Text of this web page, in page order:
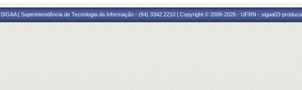
SIGAA | Superintendência de Tecnologia da Informação - (84) 3342 2210 | Copyright © 2006-2026 - UFRN - sigaa03-